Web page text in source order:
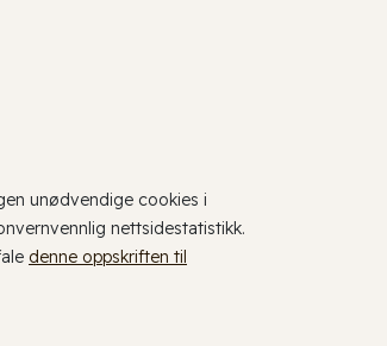
unødvendige cookies i
nettsidestatistikk.
denne oppskriften til